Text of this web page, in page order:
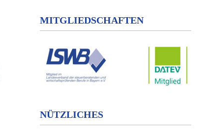
MITGLIEDSCHAFTEN
NÜTZLICHES